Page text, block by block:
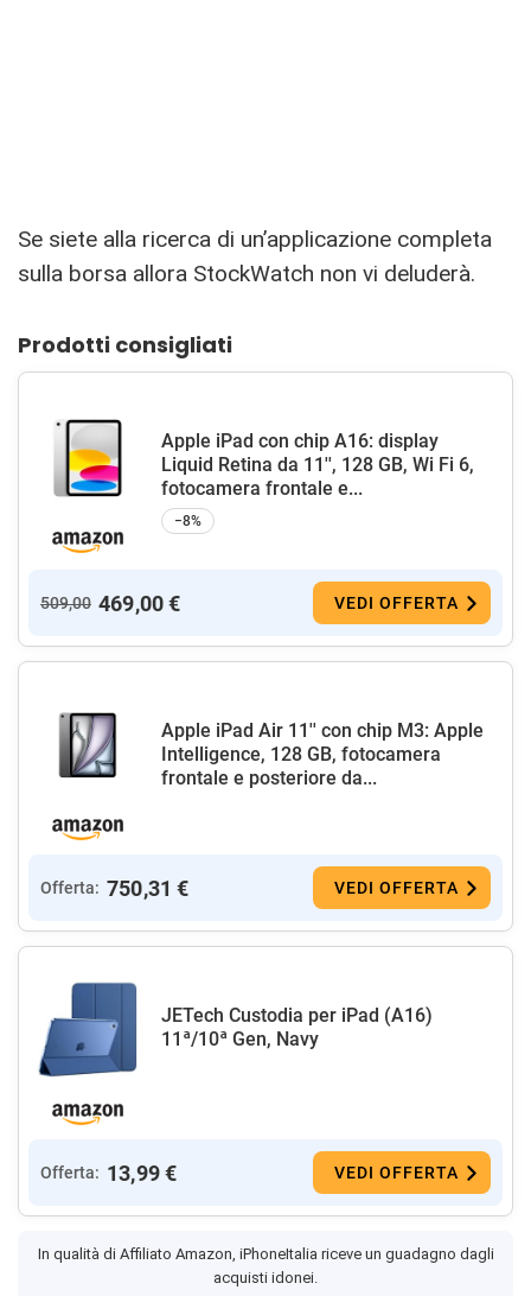
Se siete alla ricerca di un’applicazione completa
sulla borsa allora StockWatch non vi deluderà.
Prodotti consigliati
Apple iPad con chip A16: display
Liquid Retina da 11'', 128 GB, Wi Fi 6,
fotocamera frontale e...
−8%
509,00 469,00 € VEDI OFFERTA
Apple iPad Air 11'' con chip M3: Apple
Intelligence, 128 GB, fotocamera
frontale e posteriore da...
Offerta: 750,31 € VEDI OFFERTA
JETech Custodia per iPad (A16)
11ª/10ª Gen, Navy
Offerta: 13,99 € VEDI OFFERTA
In qualità di Affiliato Amazon, iPhoneItalia riceve un guadagno dagli
acquisti idonei.